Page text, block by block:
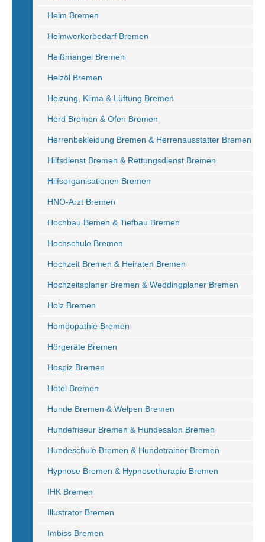
Heim Bremen
Heimwerkerbedarf Bremen
Heißmangel Bremen
Heizöl Bremen
Heizung, Klima & Lüftung Bremen
Herd Bremen & Ofen Bremen
Herrenbekleidung Bremen & Herrenausstatter Bremen
Hilfsdienst Bremen & Rettungsdienst Bremen
Hilfsorganisationen Bremen
HNO-Arzt Bremen
Hochbau Bemen & Tiefbau Bremen
Hochschule Bremen
Hochzeit Bremen & Heiraten Bremen
Hochzeitsplaner Bremen & Weddingplaner Bremen
Holz Bremen
Homöopathie Bremen
Hörgeräte Bremen
Hospiz Bremen
Hotel Bremen
Hunde Bremen & Welpen Bremen
Hundefriseur Bremen & Hundesalon Bremen
Hundeschule Bremen & Hundetrainer Bremen
Hypnose Bremen & Hypnosetherapie Bremen
IHK Bremen
Illustrator Bremen
Imbiss Bremen